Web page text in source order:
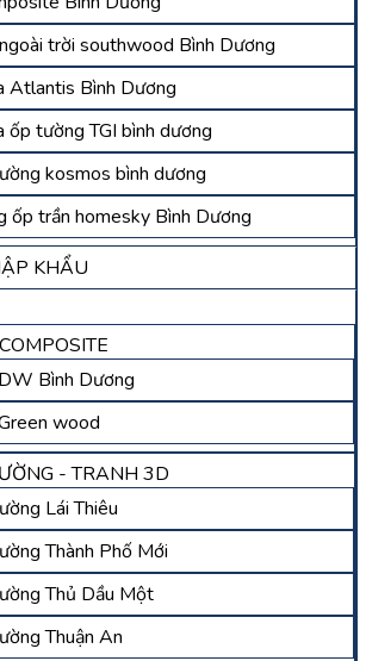
trời southwood Bình Dương
Atlantis Bình Dương
ốp tường TGI bình dương
kosmos bình dương
ốp trần homesky Bình Dương
KHẨU
Bình Dương
wood
- TRANH 3D
Lái Thiêu
Thành Phố Mới
Thủ Dầu Một
Thuận An